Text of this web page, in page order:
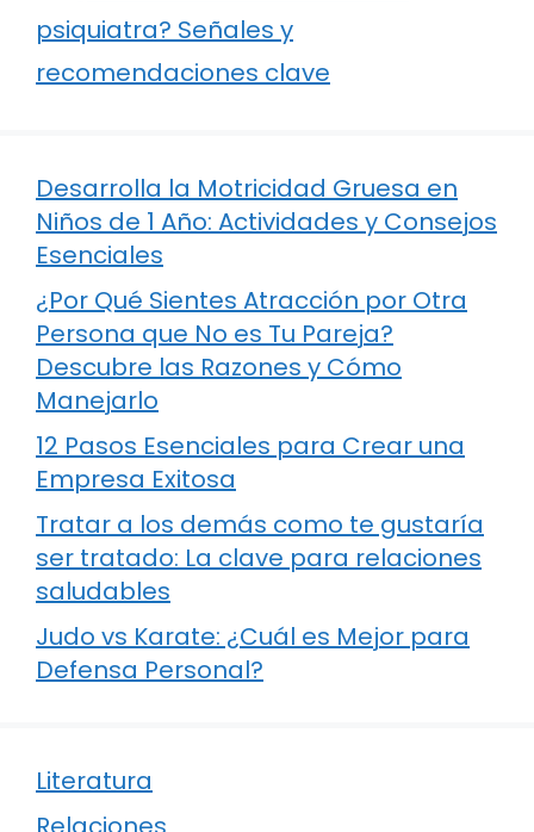
psiquiatra? Señales y
recomendaciones clave
Desarrolla la Motricidad Gruesa en
Niños de 1 Año: Actividades y Consejos
Esenciales
¿Por Qué Sientes Atracción por Otra
Persona que No es Tu Pareja?
Descubre las Razones y Cómo
Manejarlo
12 Pasos Esenciales para Crear una
Empresa Exitosa
Tratar a los demás como te gustaría
ser tratado: La clave para relaciones
saludables
Judo vs Karate: ¿Cuál es Mejor para
Defensa Personal?
Literatura